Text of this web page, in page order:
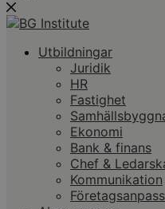
Utbildningar
Juridik
HR
Fastighet
Ekonomi
Bank & finans
Chef &
Kommunikation